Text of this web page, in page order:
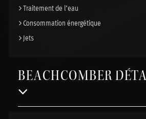
Traitement de l’eau
Consommation énergétique
Jets
BEACHCOMBER